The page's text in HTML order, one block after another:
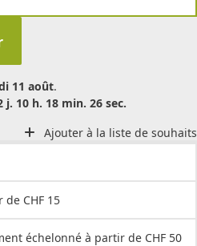
11 août.
j. 10 h. 18 min. 26 sec.
Ajouter à la liste de souhaits
CHF 15
échelonné à partir de CHF 50